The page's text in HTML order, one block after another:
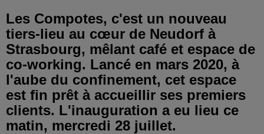
Les Compotes, c'est un nouveau
tiers-lieu au cœur de Neudorf à
Strasbourg, mêlant café et espace de
co-working. Lancé en mars 2020, à
l'aube du confinement, cet espace
est fin prêt à accueillir ses premiers
clients. L'inauguration a eu lieu ce
matin, mercredi 28 juillet.